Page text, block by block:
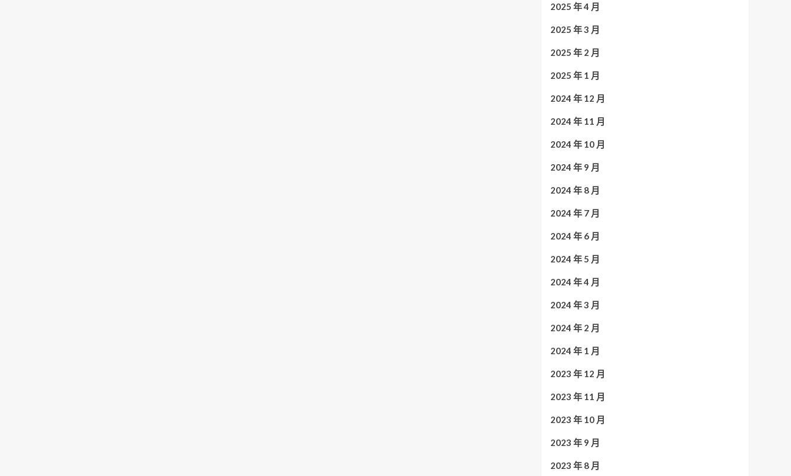
2025 年 4 月
2025 年 3 月
2025 年 2 月
2025 年 1 月
2024 年 12 月
2024 年 11 月
2024 年 10 月
2024 年 9 月
2024 年 8 月
2024 年 7 月
2024 年 6 月
2024 年 5 月
2024 年 4 月
2024 年 3 月
2024 年 2 月
2024 年 1 月
2023 年 12 月
2023 年 11 月
2023 年 10 月
2023 年 9 月
2023 年 8 月